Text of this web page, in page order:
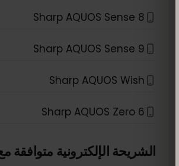
Sharp AQUOS Sense 8
Sharp AQUOS Sense 9
Sharp AQUOS Wish
Sharp AQUOS Zero 6
الشريحة الإلكترونية متوافقة مع